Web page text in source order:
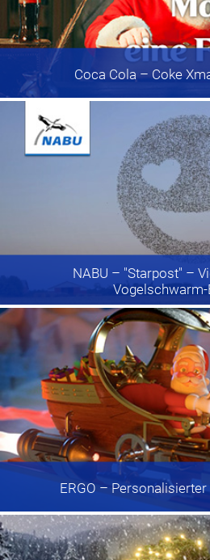
Coca Cola– Coke
NABU – "Starpost" –
ERGO– Personalisierter